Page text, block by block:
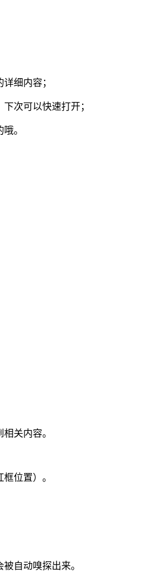
细内容；
次可以快速打开；
。
关内容。
位置）。
自动嗅探出来。